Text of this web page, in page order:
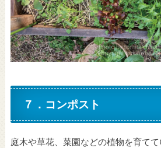
７．コンポスト
庭木や草花、菜園などの植物を育て